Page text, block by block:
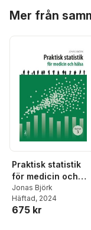
Mer från
Praktisk statistik
för medicin och
hälsa
Jonas Björk
Häftad, 2024
675 kr